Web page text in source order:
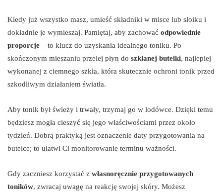
Kiedy już wszystko masz, umieść składniki w misce lub słoiku i
dokładnie je wymieszaj. Pamiętaj, aby zachować odpowiednie
proporcje – to klucz do uzyskania idealnego toniku. Po
skończonym mieszaniu przelej płyn do szklanej butelki, najlepiej
wykonanej z ciemnego szkła, która skutecznie ochroni tonik przed
szkodliwym działaniem światła.
Aby tonik był świeży i trwały, trzymaj go w lodówce. Dzięki temu
będziesz mogła cieszyć się jego właściwościami przez około
tydzień. Dobrą praktyką jest oznaczenie daty przygotowania na
butelce; to ułatwi Ci monitorowanie terminu ważności.
Gdy zaczniesz korzystać z własnoręcznie przygotowanych
toników, zwracaj uwagę na reakcję swojej skóry. Możesz